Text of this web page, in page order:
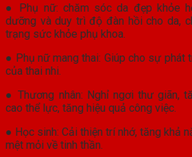
● Phụ nữ: chăm sóc da đẹp khỏe
dưỡng và duy trì độ đàn hồi cho da,
trạng sức khỏe phụ khoa.
● Phụ nữ mang thai: Giúp cho sự phát
của thai nhi.
● Thương nhân: Nghỉ ngơi thư giãn,
cao thể lực, tăng hiệu quả công việc.
● Học sinh: Cải thiện trí nhớ, tăng khả
mệt mỏi về tinh thần.